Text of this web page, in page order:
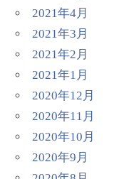
2021年4月
2021年3月
2021年2月
2021年1月
2020年12月
2020年11月
2020年10月
2020年9月